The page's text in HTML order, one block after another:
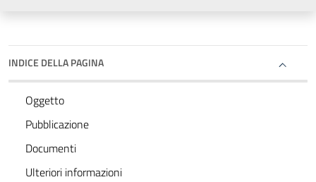
INDICE DELLA PAGINA
Oggetto
Pubblicazione
Documenti
Ulteriori informazioni